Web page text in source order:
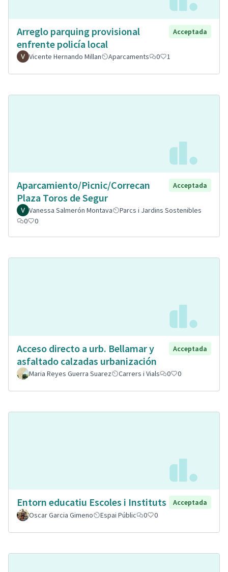
Arreglo parquing provisional
enfrente policía local
Acceptada
Vicente Hernando Millan Aparcaments 0 1
Aparcamiento/Picnic/Correcan
Plaza Toros de Segur
Acceptada
Vanessa Salmerón Montava
Parcs i Jardins Sostenibles
0
0
Acceso directo a urb. Bellamar y
asfaltado calzadas urbanización
Acceptada
Maria Reyes Guerra Suarez Carrers i Vials 0 0
Entorn educatiu Escoles i Instituts
Acceptada
Oscar Garcia Gimeno
Espai Públic 0 0